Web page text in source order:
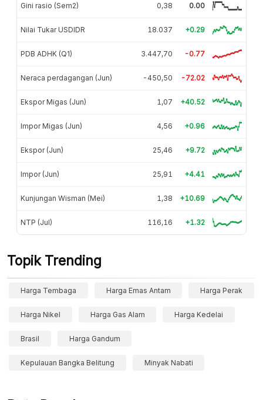
Gini rasio (Sem2) 0,38 0.00
Nilai Tukar USDIDR 18.037 +0.29
PDB ADHK (Q1) 3.447,70 -0.77
Neraca perdagangan (Jun) -450,50 -72.02
Ekspor Migas (Jun) 1,07 +40.52
Impor Migas (Jun) 4,56 +0.96
Ekspor (Jun) 25,46 +9.72
Impor (Jun) 25,91 +4.41
Kunjungan Wisman (Mei) 1,38 +10.69
NTP (Jul) 116,16 +1.32
Topik Trending
Harga Tembaga Harga Emas Antam Harga Perak
Harga Nikel Harga Gas Alam Harga Kedelai
Brasil Harga Gandum
Kepulauan Bangka Belitung Minyak Nabati